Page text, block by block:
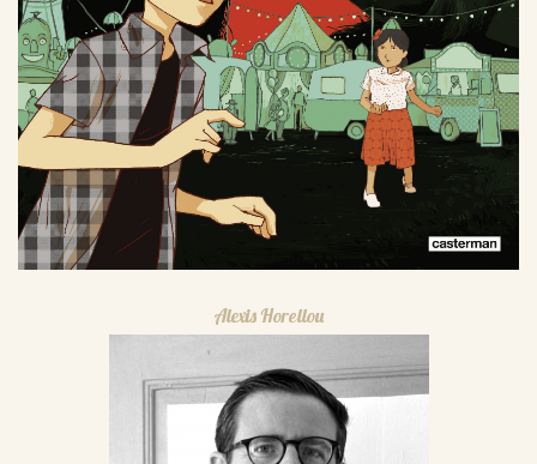
Alexis Horellou